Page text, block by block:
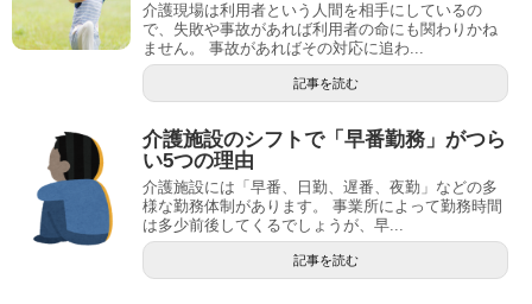
介護現場は利用者という人間を相手にしているの
で、失敗や事故があれば利用者の命にも関わりかね
ません。 事故があればその対応に追わ...
記事を読む
介護施設のシフトで「早番勤務」がつら
い5つの理由
介護施設には「早番、日勤、遅番、夜勤」などの多
様な勤務体制があります。 事業所によって勤務時間
は多少前後してくるでしょうが、早...
記事を読む